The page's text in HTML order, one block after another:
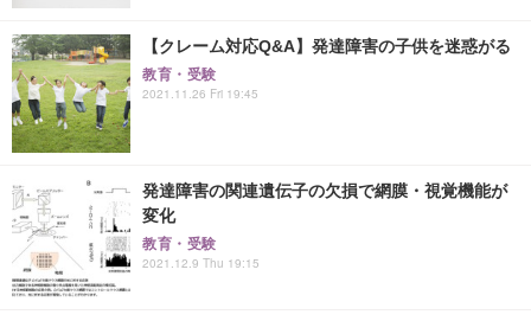
【クレーム対応Q&A】発達障害の子供を迷惑がる
教育・受験
2021.11.26 Fri 19:45
発達障害の関連遺伝子の欠損で網膜・視覚機能が
変化
教育・受験
2021.12.9 Thu 19:15